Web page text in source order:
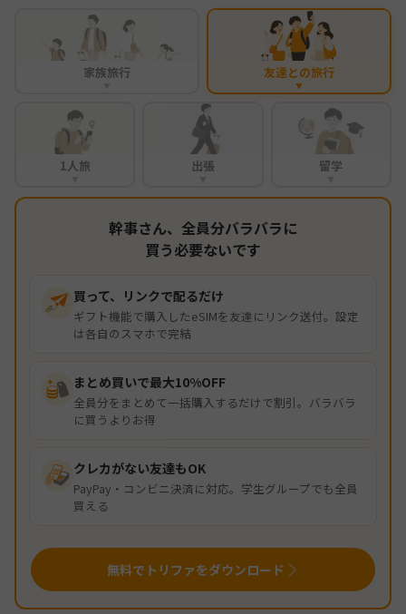
家族旅行 友達との旅行
▼
1人旅 出張 留学
幹事さん、全員分バラバラに
買う必要ないです
買って、リンクで配るだけ
ギフト機能で購入したeSIMを友達にリンク送付。設定
は各自のスマホで完結
まとめ買いで最大10%OFF
全員分をまとめて一括購入するだけで割引。バラバラ
に買うよりお得
クレカがない友達もOK
PayPay・コンビニ決済に対応。学生グループでも全員
買える
無料でトリファをダウンロード